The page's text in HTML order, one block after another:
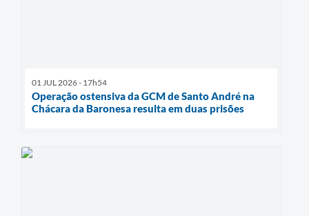
01 JUL 2026 - 17h54
Operação ostensiva da GCM de Santo André na
Chácara da Baronesa resulta em duas prisões